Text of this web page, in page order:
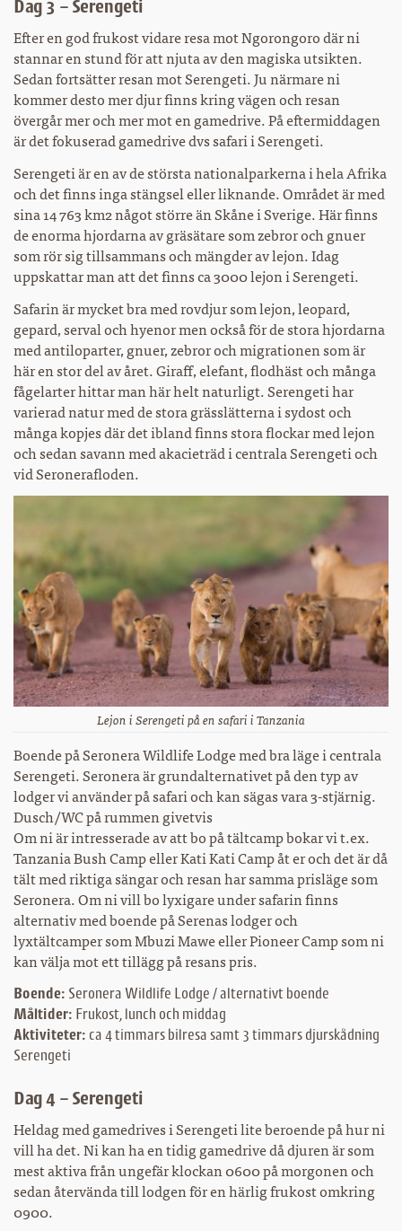
Dag 3 – Serengeti
Efter en god frukost vidare resa mot Ngorongoro där ni
stannar en stund för att njuta av den magiska utsikten.
Sedan fortsätter resan mot Serengeti. Ju närmare ni
kommer desto mer djur finns kring vägen och resan
övergår mer och mer mot en gamedrive. På eftermiddagen
är det fokuserad gamedrive dvs safari i Serengeti.
Serengeti är en av de största nationalparkerna i hela Afrika
och det finns inga stängsel eller liknande. Området är med
sina 14 763 km2 något större än Skåne i Sverige. Här finns
de enorma hjordarna av gräsätare som zebror och gnuer
som rör sig tillsammans och mängder av lejon. Idag
uppskattar man att det finns ca 3000 lejon i Serengeti.
Safarin är mycket bra med rovdjur som lejon, leopard,
gepard, serval och hyenor men också för de stora hjordarna
med antiloparter, gnuer, zebror och migrationen som är
här en stor del av året. Giraff, elefant, flodhäst och många
fågelarter hittar man här helt naturligt. Serengeti har
varierad natur med de stora grässlätterna i sydost och
många kopjes där det ibland finns stora flockar med lejon
och sedan savann med akacieträd i centrala Serengeti och
vid Seronerafloden.
Lejon i Serengeti på en safari i Tanzania
Boende på Seronera Wildlife Lodge med bra läge i centrala
Serengeti. Seronera är grundalternativet på den typ av
lodger vi använder på safari och kan sägas vara 3-stjärnig.
Dusch/WC på rummen givetvis
Om ni är intresserade av att bo på tältcamp bokar vi t.ex.
Tanzania Bush Camp eller Kati Kati Camp åt er och det är då
tält med riktiga sängar och resan har samma prisläge som
Seronera. Om ni vill bo lyxigare under safarin finns
alternativ med boende på Serenas lodger och
lyxtältcamper som Mbuzi Mawe eller Pioneer Camp som ni
kan välja mot ett tillägg på resans pris.
Boende: Seronera Wildlife Lodge / alternativt boende
Måltider: Frukost, lunch och middag
Aktiviteter: ca 4 timmars bilresa samt 3 timmars djurskådning
Serengeti
Dag 4 – Serengeti
Heldag med gamedrives i Serengeti lite beroende på hur ni
vill ha det. Ni kan ha en tidig gamedrive då djuren är som
mest aktiva från ungefär klockan 0600 på morgonen och
sedan återvända till lodgen för en härlig frukost omkring
0900.